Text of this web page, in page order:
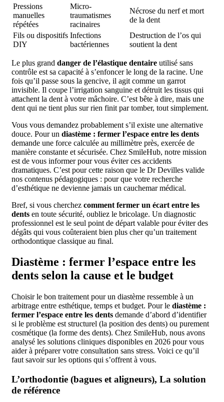
Pressions
manuelles
répétées
Micro-
traumatismes
racinaires
Nécrose du nerf et mort
de la dent
Fils ou dispositifs
DIY
Infections
bactériennes
Destruction de l’os qui
soutient la dent
Le plus grand danger de l’élastique dentaire utilisé sans
contrôle est sa capacité à s’enfoncer le long de la racine. Une
fois qu’il passe sous la gencive, il agit comme un garrot
invisible. Il coupe l’irrigation sanguine et détruit les tissus qui
attachent la dent à votre mâchoire. C’est bête à dire, mais une
dent qui ne tient plus sur rien finit par tomber, tout simplement.
Vous vous demandez probablement s’il existe une alternative
douce. Pour un diastème : fermer l’espace entre les dents
demande une force calculée au millimètre près, exercée de
manière constante et sécurisée. Chez SmileHub, notre mission
est de vous informer pour vous éviter ces accidents
dramatiques. C’est pour cette raison que le Dr Devilles valide
nos contenus pédagogiques : pour que votre recherche
d’esthétique ne devienne jamais un cauchemar médical.
Bref, si vous cherchez comment fermer un écart entre les
dents en toute sécurité, oubliez le bricolage. Un diagnostic
professionnel est le seul point de départ valable pour éviter des
dégâts qui vous coûteraient bien plus cher qu’un traitement
orthodontique classique au final.
Diastème : fermer l’espace entre les
dents selon la cause et le budget
Choisir le bon traitement pour un diastème ressemble à un
arbitrage entre esthétique, temps et budget. Pour le diastème :
fermer l’espace entre les dents demande d’abord d’identifier
si le problème est structurel (la position des dents) ou purement
cosmétique (la forme des dents). Chez SmileHub, nous avons
analysé les solutions cliniques disponibles en 2026 pour vous
aider à préparer votre consultation sans stress. Voici ce qu’il
faut savoir sur les options qui s’offrent à vous.
L’orthodontie (bagues et aligneurs), La solution
de référence